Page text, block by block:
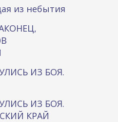
из небытия
ИЗ БОЯ.
ИЗ БОЯ.
КРАЙ